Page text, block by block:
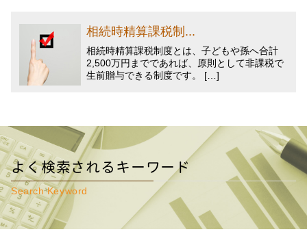
相続時精算課税制...
相続時精算課税制度とは、子どもや孫へ合計
2,500万円までであれば、原則として非課税で
生前贈与できる制度です。 […]
よく検索されるキーワード
Search Keyword